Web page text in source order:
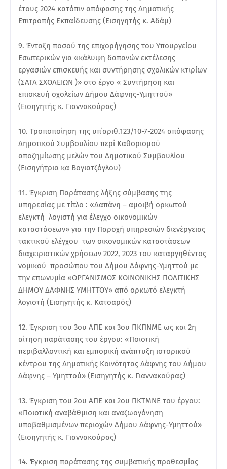
έτους 2024 κατόπιν απόφασης της Δημοτικής
Επιτροπής Εκπαίδευσης (Εισηγητής κ. Αδάμ)
9. Ένταξη ποσού της επιχορήγησης του Υπουργείου
Εσωτερικών για «κάλυψη δαπανών εκτέλεσης
εργασιών επισκευής και συντήρησης σχολικών κτιρίων
(ΣΑΤΑ ΣΧΟΛΕΙΩΝ )» στο έργο « Συντήρηση και
επισκευή σχολείων Δήμου Δάφνης-Υμηττού»
(Εισηγητής κ. Γιαννακούρας)
10. Τροποποίηση της υπ΄αριθ.123/10-7-2024 απόφασης
Δημοτικού Συμβουλίου περί Καθορισμού
αποζημίωσης μελών του Δημοτικού Συμβουλίου
(Εισηγήτρια κα Βογιατζόγλου)
11. Έγκριση Παράτασης λήξης σύμβασης της
υπηρεσίας με τίτλο : «Δαπάνη – αμοιβή ορκωτού
ελεγκτή λογιστή για έλεγχο οικονομικών
καταστάσεων» για την Παροχή υπηρεσιών διενέργειας
τακτικού ελέγχου των οικονομικών καταστάσεων
διαχειριστικών χρήσεων 2022, 2023 του καταργηθέντος
νομικού προσώπου του Δήμου Δάφνης-Υμηττού με
την επωνυμία «ΟΡΓΑΝΙΣΜΟΣ ΚΟΙΝΩΝΙΚΗΣ ΠΟΛΙΤΙΚΗΣ
ΔΗΜΟΥ ΔΑΦΝΗΣ ΥΜΗΤΤΟΥ» από ορκωτό ελεγκτή
λογιστή (Εισηγητής κ. Κατσαρός)
12. Έγκριση του 3ου ΑΠΕ και 3ου ΠΚΠΝΜΕ ως και 2η
αίτηση παράτασης του έργου: «Ποιοτική
περιβαλλοντική και εμπορική ανάπτυξη ιστορικού
κέντρου της Δημοτικής Κοινότητας Δάφνης του Δήμου
Δάφνης – Υμηττού» (Εισηγητής κ. Γιαννακούρας)
13. Έγκριση του 2ου ΑΠΕ και 2ου ΠΚΤΜΝΕ του έργου:
«Ποιοτική αναβάθμιση και αναζωογόνηση
υποβαθμισμένων περιοχών Δήμου Δάφνης-Υμηττού»
(Εισηγητής κ. Γιαννακούρας)
14. Έγκριση παράτασης της συμβατικής προθεσμίας